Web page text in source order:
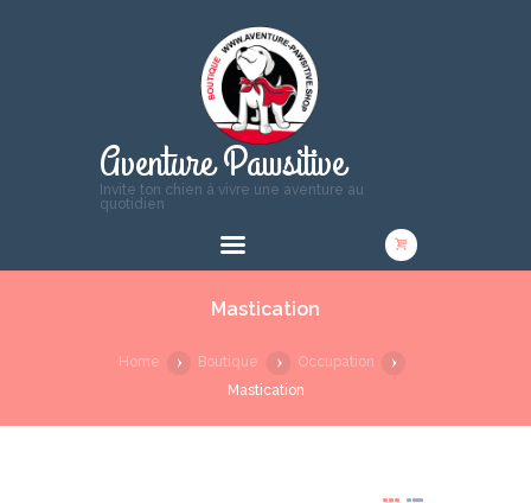
Aventure Pawsitive
Invite ton chien à vivre une aventure au
quotidien
Mastication
Home Boutique
Occupation
Mastication